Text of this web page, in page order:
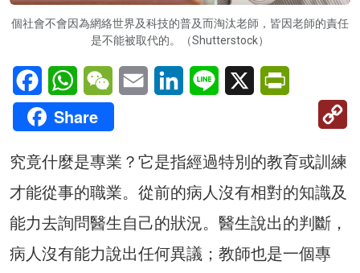
個社會不會因為網絡世界及科技的普及而淘汰老師，皆因老師的責任
是不能被取代的。（Shutterstock）
FacebookWhatsAppWeChatEmail LinkedInLine X
Share
究竟什麼是專業？它是指經過特別的教育或訓練
才能從事的職業。從前的病人沒有相對的知識及
能力去詢問醫生自己的狀況。醫生說出的判斷，
病人沒有能力說出任何異議；教師也是一個專